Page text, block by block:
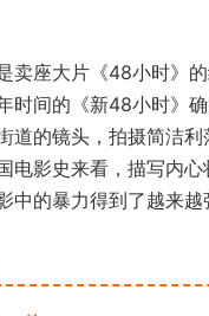
座大片《48小时》的
时间的《新48小时》
道的镜头，拍摄简洁
电影史来看，描写内
中的暴力得到了越来